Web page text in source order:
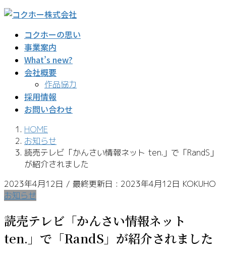
コ
ナ
コクホーの思い
事業案内
What’s new?
会社概要
作品協力
採用情報
お問い合わせ
HOME
お知らせ
読売テレビ「かんさい情報ネット ten.」で「RandS」
が紹介されました
2023年4月12日 / 最終更新日 : 2023年4月12日 KOKUHO
お知らせ
読売テレビ「かんさい情報ネット
ten.」で「RandS」が紹介されました